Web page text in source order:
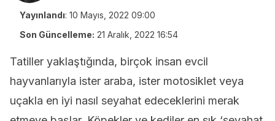
Yayınlandı: 10 Mayıs, 2022 09:00
Son Güncelleme: 21 Aralık, 2022 16:54
Tatiller yaklaştığında, birçok insan evcil
hayvanlarıyla ister araba, ister motosiklet veya
uçakla en iyi nasıl seyahat edeceklerini merak